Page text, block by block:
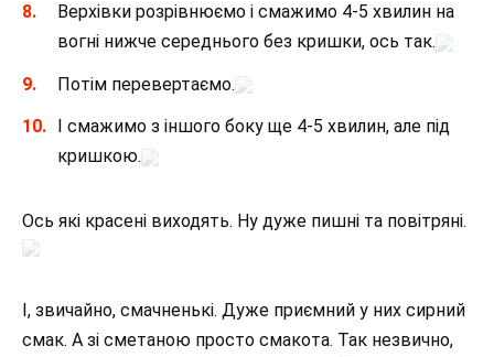
Верхівки розрівнюємо і смажимо 4-5 хвилин на
вогні нижче середнього без кришки, ось так.
Потім перевертаємо.
І смажимо з іншого боку ще 4-5 хвилин, але під
кришкою.
Ось які красені виходять. Ну дуже пишні та повітряні.
І, звичайно, смачненькі. Дуже приємний у них сирний
смак. А зі сметаною просто смакота. Так незвично,